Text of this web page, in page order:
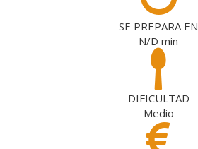
SE PREPARA EN
N/D min
DIFICULTAD
Medio